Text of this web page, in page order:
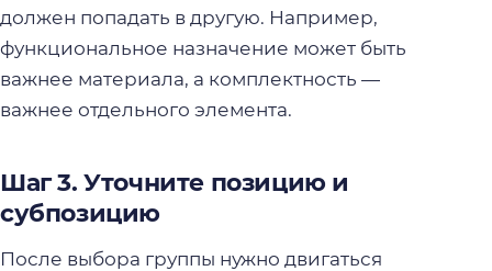
должен попадать в другую. Например,
функциональное назначение может быть
важнее материала, а комплектность —
важнее отдельного элемента.
Шаг 3. Уточните позицию и
субпозицию
После выбора группы нужно двигаться